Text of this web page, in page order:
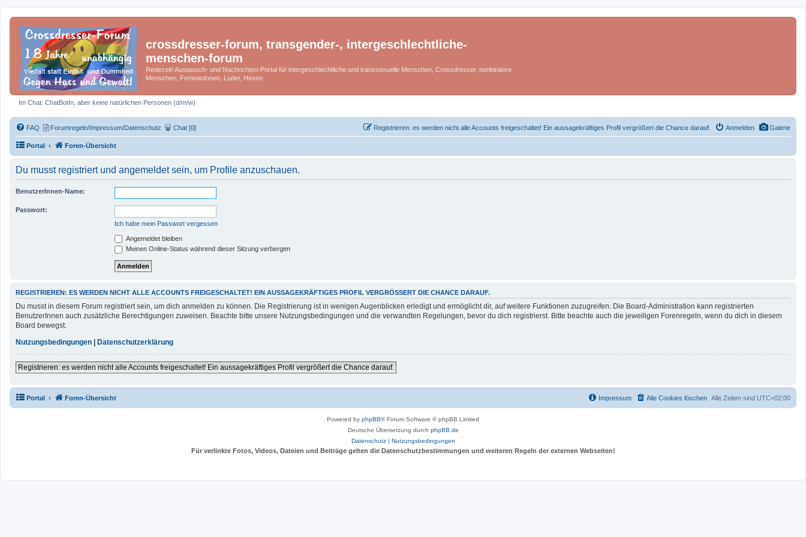
crossdresser-forum, transgender-, intergeschlechtliche-
menschen-forum
Redezeit! Austausch- und Nachrichten-Portal für intergeschlechtliche und transsexuelle Menschen, Crossdresser, nonbinä¤re
Menschen, Feministinnen, Luder, Hexen
Im Chat: ChatBotIn, aber keine natürlichen Personen (d/m/w)
Galerie
FAQ Forumregeln/Impressum/Datenschutz Chat [0] Anmelden
Registrieren: es werden nicht alle Accounts freigeschaltet! Ein aussagekräftiges Profil vergrößert die Chance darauf.
Portal Foren-Übersicht
Du musst registriert und angemeldet sein, um Profile anzuschauen.
BenutzerInnen-Name:
Passwort:
Ich habe mein Passwort vergessen
Angemeldet bleiben
Meinen Online-Status während dieser Sitzung verbergen
REGISTRIEREN: ES WERDEN NICHT ALLE ACCOUNTS FREIGESCHALTET! EIN AUSSAGEKRÄFTIGES PROFIL VERGRÖSSERT DIE CHANCE DARAUF.
Du musst in diesem Forum registriert sein, um dich anmelden zu können. Die Registrierung ist in wenigen Augenblicken erledigt und ermöglicht dir, auf weitere Funktionen zuzugreifen. Die Board-Administration kann registrierten
BenutzerInnen auch zusätzliche Berechtigungen zuweisen. Beachte bitte unsere Nutzungsbedingungen und die verwandten Regelungen, bevor du dich registrierst. Bitte beachte auch die jeweiligen Forenregeln, wenn du dich in diesem
Board bewegst.
Nutzungsbedingungen
Datenschutzerklärung
Registrieren: es werden nicht alle Accounts freigeschaltet! Ein aussagekräftiges Profil vergrößert die Chance darauf.
Portal Foren-Übersicht Alle Zeiten sind UTC+02:00
Alle Cookies löschen
Impressum
Powered by phpBB® Forum Software © phpBB Limited
Deutsche Übersetzung durch phpBB.de
Datenschutz| Nutzungsbedingungen
Für verlinkte Fotos, Videos, Dateien und Beiträge gelten die Datenschutzbestimmungen und weiteren Regeln der externen Webseiten!